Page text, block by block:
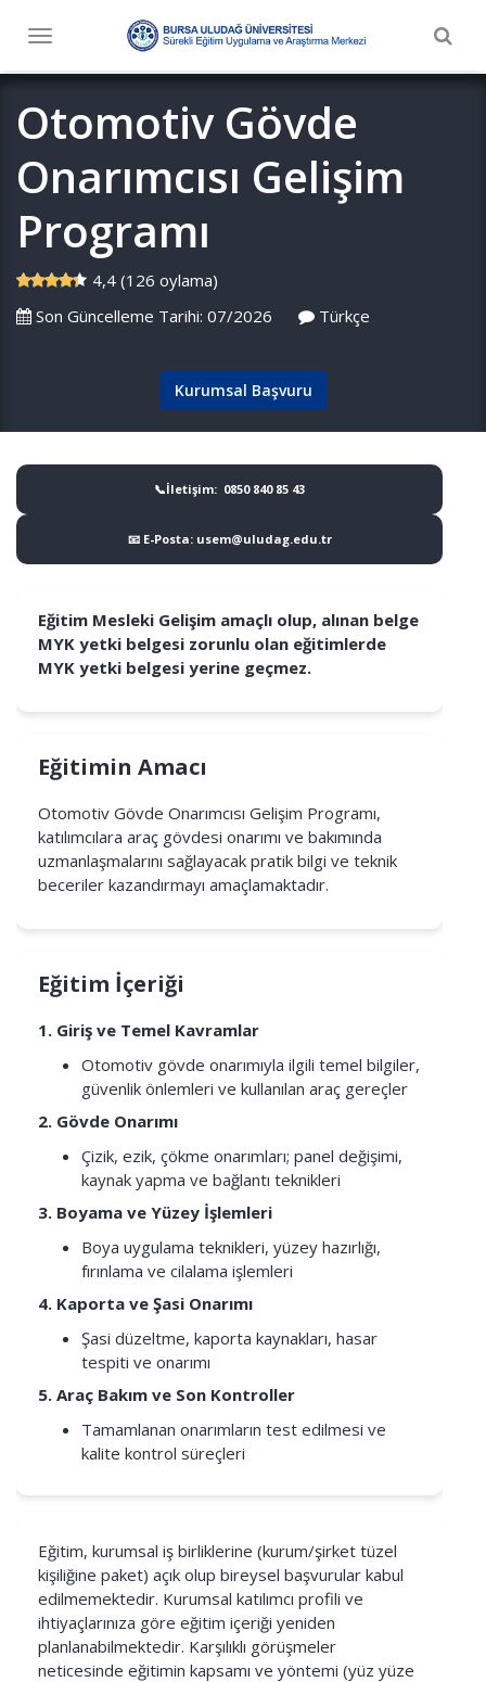
Toggle
Otomotiv Gövde
Onarımcısı Gelişim
Programı
4,4 (126 oylama)
Son Güncelleme Tarihi: 07/2026
Türkçe
Kurumsal Başvuru
📞İletişim: 0850 840 85 43
📧 E-Posta: usem@uludag.edu.tr
Eğitim Mesleki Gelişim amaçlı olup, alınan belge
MYK yetki belgesi zorunlu olan eğitimlerde
MYK yetki belgesi yerine geçmez.
Eğitimin Amacı
Otomotiv Gövde Onarımcısı Gelişim Programı,
katılımcılara araç gövdesi onarımı ve bakımında
uzmanlaşmalarını sağlayacak pratik bilgi ve teknik
beceriler kazandırmayı amaçlamaktadır.
Eğitim İçeriği
1. Giriş ve Temel Kavramlar
Otomotiv gövde onarımıyla ilgili temel bilgiler,
güvenlik önlemleri ve kullanılan araç gereçler
2. Gövde Onarımı
Çizik, ezik, çökme onarımları; panel değişimi,
kaynak yapma ve bağlantı teknikleri
3. Boyama ve Yüzey İşlemleri
Boya uygulama teknikleri, yüzey hazırlığı,
fırınlama ve cilalama işlemleri
4. Kaporta ve Şasi Onarımı
Şasi düzeltme, kaporta kaynakları, hasar
tespiti ve onarımı
5. Araç Bakım ve Son Kontroller
Tamamlanan onarımların test edilmesi ve
kalite kontrol süreçleri
Eğitim, kurumsal iş birliklerine (kurum/şirket tüzel
kişiliğine paket) açık olup bireysel başvurular kabul
edilmemektedir. Kurumsal katılımcı profili ve
ihtiyaçlarınıza göre eğitim içeriği yeniden
planlanabilmektedir. Karşılıklı görüşmeler
neticesinde eğitimin kapsamı ve yöntemi (yüz yüze